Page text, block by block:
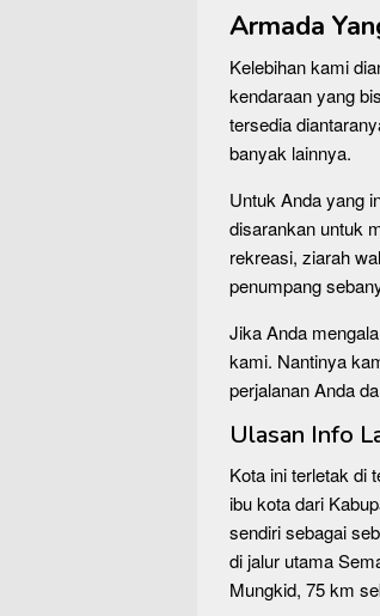
Armada
Kelebihan kami
kendaraan yang
tersedia
banyak lainnya.
Untuk Anda yang
disarankan untuk
rekreasi, ziarah
penumpang
Jika Anda
kami. Nantinya
perjalanan Anda
Ulasan Info
Kota ini terletak di
ibu kota dari
sendiri sebagai
di jalur utama
Mungkid, 75 km